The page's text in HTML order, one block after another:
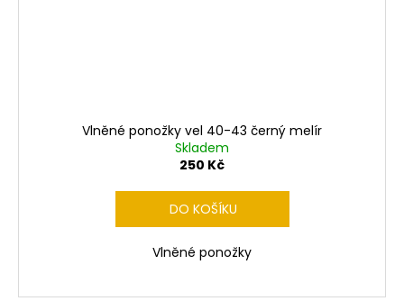
Vlněné ponožky vel 40-43 černý melír
Skladem
250 Kč
DO KOŠÍKU
Vlněné ponožky